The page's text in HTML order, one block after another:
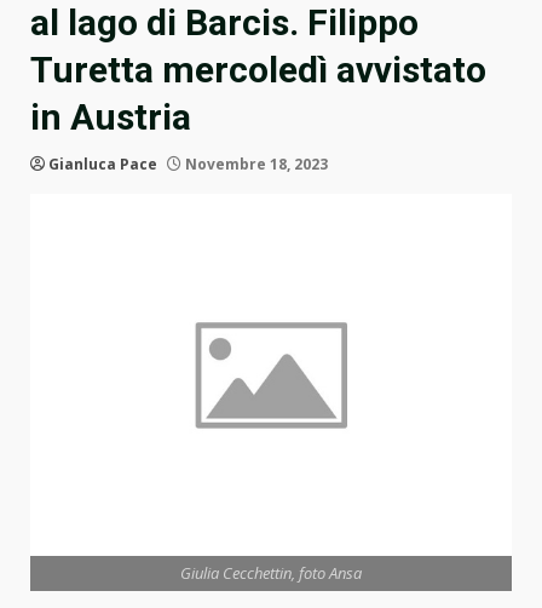
al lago di Barcis. Filippo
Turetta mercoledì avvistato
in Austria
Gianluca Pace Novembre 18, 2023
Giulia Cecchettin, foto Ansa